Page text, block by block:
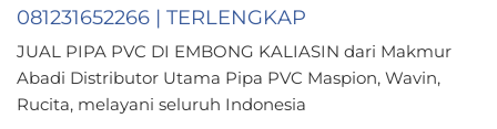
081231652266 | TERLENGKAP
JUAL PIPA PVC DI EMBONG KALIASIN dari Makmur
Abadi Distributor Utama Pipa PVC Maspion, Wavin,
Rucita, melayani seluruh Indonesia